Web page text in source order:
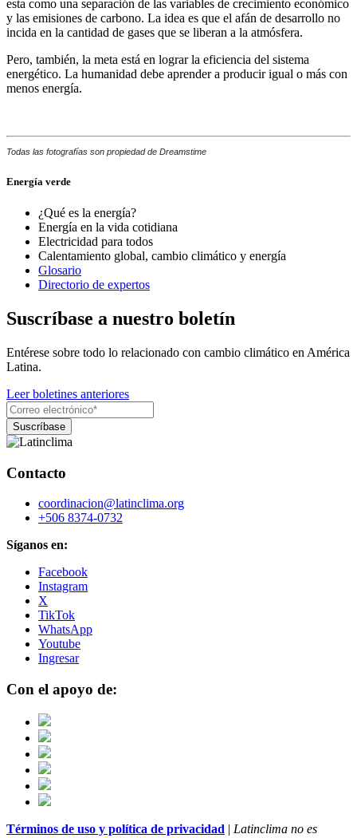
esta como una separación de las variables de crecimiento económico
y las emisiones de carbono. La idea es que el afán de desarrollo no
incida en la cantidad de gases que se liberan a la atmósfera.
Pero, también, la meta está en lograr la eficiencia del sistema
energético. La humanidad debe aprender a producir igual o más con
menos energía.
Todas las fotografías son propiedad de Dreamstime
Energía verde
¿Qué es la energía?
Energía en la vida cotidiana
Electricidad para todos
Calentamiento global, cambio climático y energía
Glosario
Directorio de expertos
Suscríbase a nuestro boletín
Entérese sobre todo lo relacionado con cambio climático en América
Latina.
Leer boletines anteriores
Contacto
coordinacion@latinclima.org
+506 8374-0732
Síganos en:
Facebook
Instagram
X
TikTok
WhatsApp
Youtube
Ingresar
Con el apoyo de:
Términos de uso y política de privacidad | Latinclima no es